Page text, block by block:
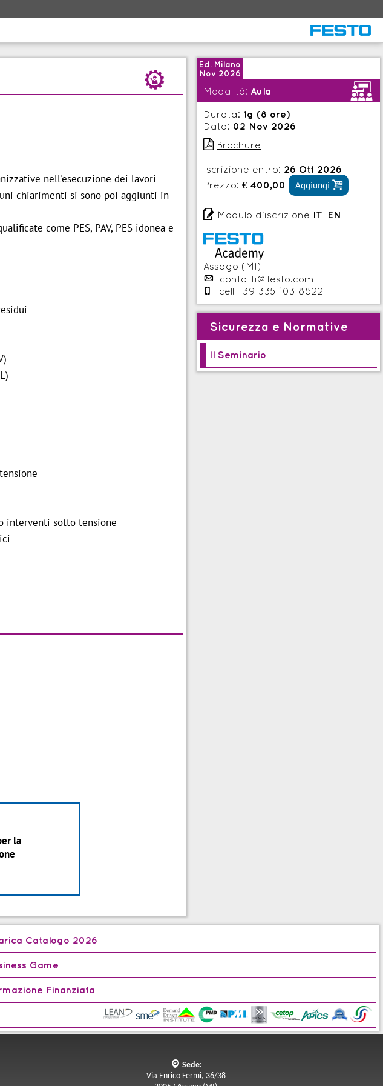
d
nell'esecuzione dei lavori
chiarimenti si sono poi aggiunti in
come PES, PAV, PES idonea e
interventi sotto tensione
la
Ed. Milano
Nov 2026
Modalità: Aula <
Durata: 1g (8 ore)
Data: 02 Nov 2026
 Brochure
Iscrizione entro: 26 Ott 2026
Prezzo:€ 400,00 Aggiungi 
 Modulo d'iscrizione IT EN
Assago (MI)
p
contatti@festo.com

cell +39 335 103 8822
Sicurezza e Normative
Il Seminario
Catalogo 2026
Game
Finanziata
q Sede:
Via Enrico Fermi, 36/38